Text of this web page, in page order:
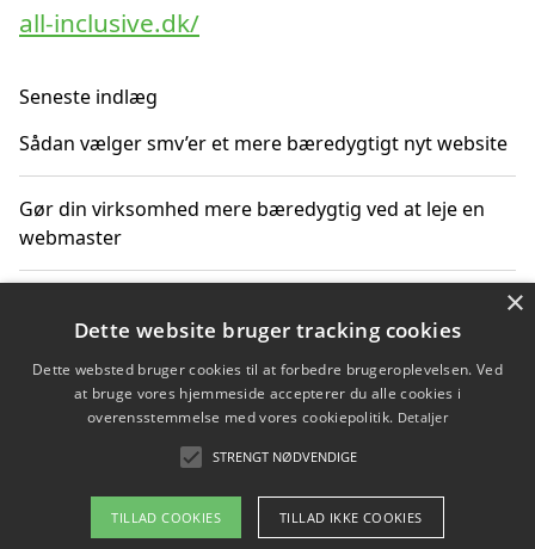
all-inclusive.dk/
Seneste indlæg
Sådan vælger smv’er et mere bæredygtigt nyt website
Gør din virksomhed mere bæredygtig ved at leje en
webmaster
Sådan vurderer virksomheden prisen på nyt byggeri
Sådan får du hjælp til en hjemmeside uden binding
×
Dette website bruger tracking cookies
Dette websted bruger cookies til at forbedre brugeroplevelsen. Ved
at bruge vores hjemmeside accepterer du alle cookies i
overensstemmelse med vores cookiepolitik. Detaljer
STRENGT NØDVENDIGE
TILLAD COOKIES TILLAD IKKE COOKIES